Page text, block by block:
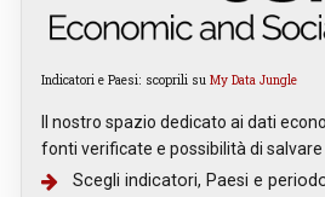
Indicatori e Paesi: scoprili su My Data Jungle
Il nostro spazio dedicato ai dati
fonti verificate e possibilità di salvare
Scegli indicatori, Paesi e